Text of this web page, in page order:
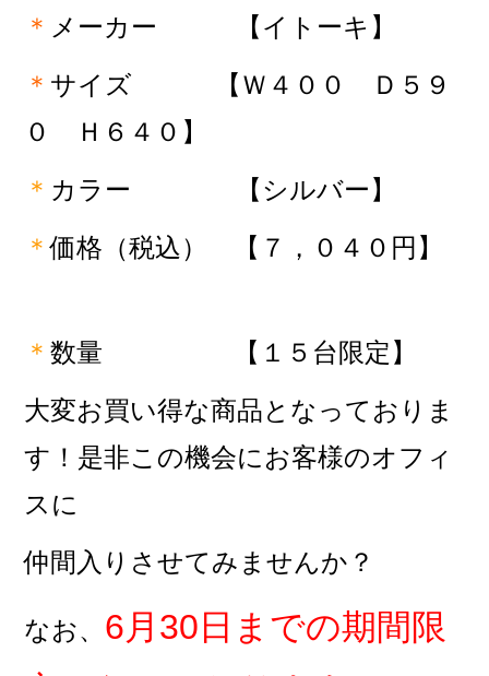
＊ メーカー 【イトーキ】
＊ サイズ 【Ｗ４００ Ｄ５９
０ Ｈ６４０】
＊ カラー 【シルバー】
＊価格（税込） 【７，０４０円】
＊数量 【１５台限定】
大変お買い得な商品となっておりま
す！是非この機会にお客様のオフィ
スに
仲間入りさせてみませんか？
なお、 6月30日までの期間限